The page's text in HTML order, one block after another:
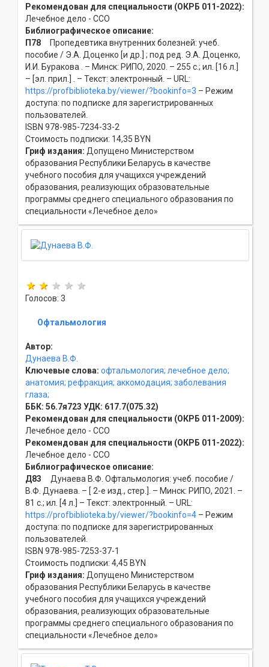
Рекомендован для специальности (ОКРБ 011-2022):
Лечебное дело - ССO
Библиографическое описание:
П78 Пропедевтика внутренних болезней: учеб.
пособие / Э.А. Доценко [и др.] ; под ред. Э.А. Доценко,
И.И. Буракова . – Минск: РИПО, 2020. – 255 с.; ил. [16 л.]
– [эл. прил.] . – Текст: электронный. – URL:
https://profbiblioteka.by/viewer/?bookinfo=3 – Режим
доступа: по подписке для зарегистрированных
пользователей.
ISBN 978-985-7234-33-2
Стоимость подписки: 14,35 BYN
Гриф издания: Допущено Министерством
образования Республики Беларусь в качестве
учебного пособия для учащихся учреждений
образования, реализующих образовательные
программы среднего специального образования по
специальности «Лечебное дело»
Голосов: 3
Офтальмология
Автор:
Дунаева В.Ф.
Ключевые слова: офтальмология; лечебное дело;
анатомия; рефракция; аккомодация; заболевания
глаза;
ББК: 56.7я723 УДК: 617.7(075.32)
Рекомендован для специальности (ОКРБ 011-2009):
Лечебное дело - ССO
Рекомендован для специальности (ОКРБ 011-2022):
Лечебное дело - ССO
Библиографическое описание:
Д83 Дунаева В.Ф. Офтальмология: учеб. пособие /
В.Ф. Дунаева. – [ 2-е изд., стер.]. – Минск: РИПО, 2021. –
81 с.; ил. [4 л.] – Текст: электронный. – URL:
https://profbiblioteka.by/viewer/?bookinfo=4 – Режим
доступа: по подписке для зарегистрированных
пользователей.
ISBN 978-985-7253-37-1
Стоимость подписки: 4,45 BYN
Гриф издания: Допущено Министерством
образования Республики Беларусь в качестве
учебного пособия для учащихся учреждений
образования, реализующих образовательные
программы среднего специального образования по
специальности «Лечебное дело»